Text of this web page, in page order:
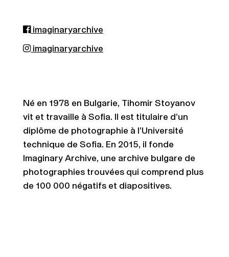
imaginaryarchive
imaginaryarchive
Né en 1978 en Bulgarie, Tihomir Stoyanov
vit et travaille à Sofia. Il est titulaire d’un
diplôme de photographie à l’Université
technique de Sofia. En 2015, il fonde
Imaginary Archive, une archive bulgare de
photographies trouvées qui comprend plus
de 100 000 négatifs et diapositives.